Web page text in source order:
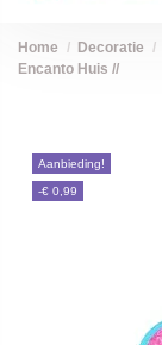
Home Decoratie
Encanto Huis //
Aanbieding!
-€ 0,99